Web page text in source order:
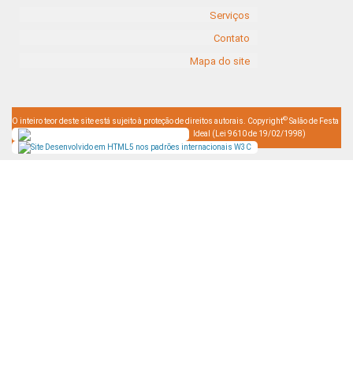
Serviços
Contato
Mapa do site
O inteiro teor deste site está sujeito à proteção de direitos autorais. Copyright© Salão de Festa
Ideal (Lei 9610 de 19/02/1998)